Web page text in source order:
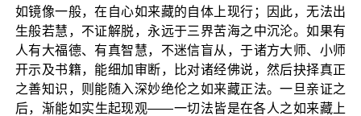
如镜像一般，在自心如来藏的自体上现行；因此，无法出
生般若慧，不证解脱，永远于三界苦海之中沉沦。如果有
人有大福德、有真智慧，不迷信盲从，于诸方大师、小师
开示及书籍，能细加审断，比对诸经佛说，然后抉择真正
之善知识，则能随入深妙绝伦之如来藏正法。一旦亲证之
后，渐能如实生起现观——一切法皆是在各人之如来藏上